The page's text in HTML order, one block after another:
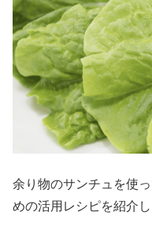
余り物のサンチュを使
めの活用レシピを紹介し